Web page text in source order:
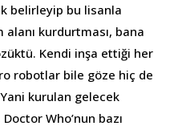
belirleyip bu lisanla
kurdurtması, bana
Kendi inşa ettiği her
robotlar bile göze hiç de
Yani kurulan gelecek
Who’nun bazı